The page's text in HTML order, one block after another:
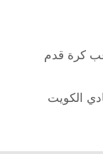
كرة قدم
الكويت